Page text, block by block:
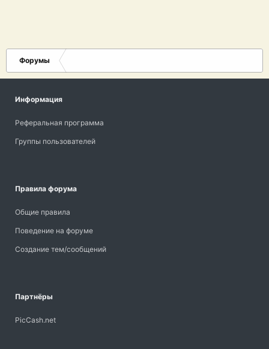
Форумы
Информация
Реферальная программа
Группы пользователей
Правила форума
Общие правила
Поведение на форуме
Создание тем/сообщений
Партнёры
PicCash.net